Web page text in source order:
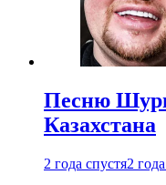
Песню
Казахстана
2 года спустя2